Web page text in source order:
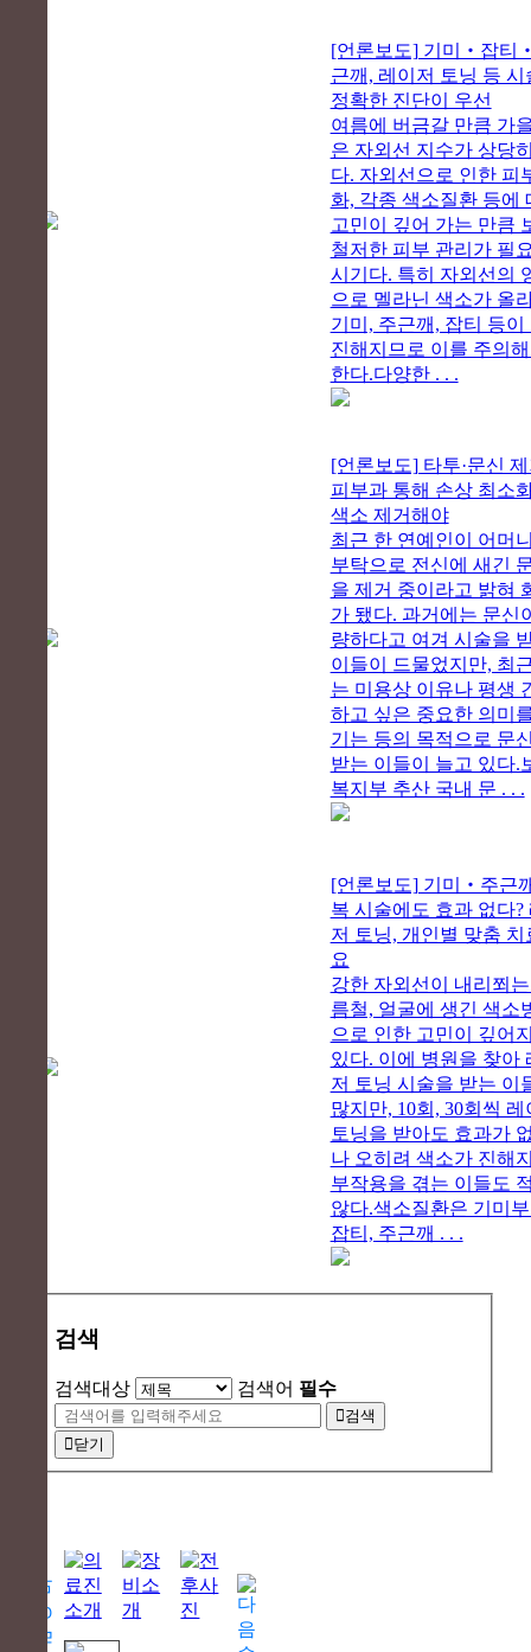
[언론보도] 기미‧잡티
근깨, 레이저 토닝 등 시
정확한 진단이 우선
여름에 버금갈 만큼 가
은 자외선 지수가 상당
다. 자외선으로 인한 피
화, 각종 색소질환 등에
고민이 깊어 가는 만큼
철저한 피부 관리가 필
시기다. 특히 자외선의
으로 멜라닌 색소가 올
기미, 주근깨, 잡티 등이
진해지므로 이를 주의
한다.다양한 . . .
[언론보도] 타투·문신
피부과 통해 손상 최소
색소 제거해야
최근 한 연예인이 어머
부탁으로 전신에 새긴
을 제거 중이라고 밝혀
가 됐다. 과거에는 문신
량하다고 여겨 시술을
이들이 드물었지만, 최
는 미용상 이유나 평생
하고 싶은 중요한 의미
기는 등의 목적으로 문
받는 이들이 늘고 있다.
복지부 추산 국내 문 . . .
[언론보도] 기미‧주근
복 시술에도 효과 없다?
저 토닝, 개인별 맞춤 치
요
강한 자외선이 내리쬐
름철, 얼굴에 생긴 색소
으로 인한 고민이 깊어
있다. 이에 병원을 찾아
저 토닝 시술을 받는 이
많지만, 10회, 30회씩 레
토닝을 받아도 효과가
나 오히려 색소가 진해
부작용을 겪는 이들도
않다.색소질환은 기미
잡티, 주근깨 . . .
검색
검색대상 검색어 필수
검색
닫기